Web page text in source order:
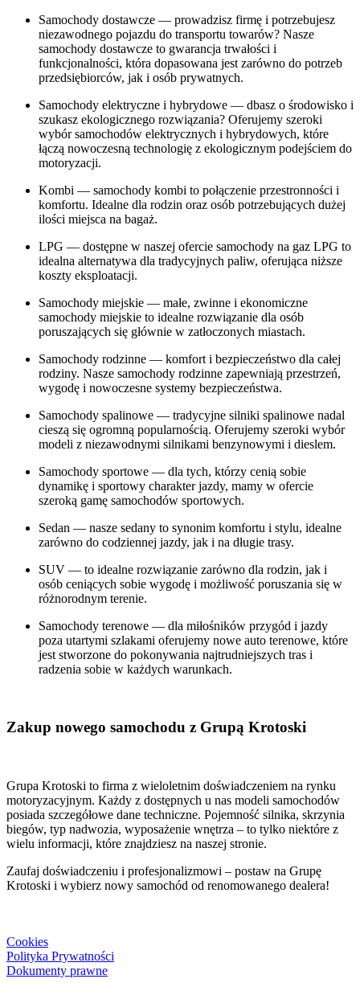
Samochody dostawcze — prowadzisz firmę i potrzebujesz
niezawodnego pojazdu do transportu towarów? Nasze
samochody dostawcze to gwarancja trwałości i
funkcjonalności, która dopasowana jest zarówno do potrzeb
przedsiębiorców, jak i osób prywatnych.
Samochody elektryczne i hybrydowe — dbasz o środowisko i
szukasz ekologicznego rozwiązania? Oferujemy szeroki
wybór samochodów elektrycznych i hybrydowych, które
łączą nowoczesną technologię z ekologicznym podejściem do
motoryzacji.
Kombi — samochody kombi to połączenie przestronności i
komfortu. Idealne dla rodzin oraz osób potrzebujących dużej
ilości miejsca na bagaż.
LPG — dostępne w naszej ofercie samochody na gaz LPG to
idealna alternatywa dla tradycyjnych paliw, oferująca niższe
koszty eksploatacji.
Samochody miejskie — małe, zwinne i ekonomiczne
samochody miejskie to idealne rozwiązanie dla osób
poruszających się głównie w zatłoczonych miastach.
Samochody rodzinne — komfort i bezpieczeństwo dla całej
rodziny. Nasze samochody rodzinne zapewniają przestrzeń,
wygodę i nowoczesne systemy bezpieczeństwa.
Samochody spalinowe — tradycyjne silniki spalinowe nadal
cieszą się ogromną popularnością. Oferujemy szeroki wybór
modeli z niezawodnymi silnikami benzynowymi i dieslem.
Samochody sportowe — dla tych, którzy cenią sobie
dynamikę i sportowy charakter jazdy, mamy w ofercie
szeroką gamę samochodów sportowych.
Sedan — nasze sedany to synonim komfortu i stylu, idealne
zarówno do codziennej jazdy, jak i na długie trasy.
SUV — to idealne rozwiązanie zarówno dla rodzin, jak i
osób ceniących sobie wygodę i możliwość poruszania się w
różnorodnym terenie.
Samochody terenowe — dla miłośników przygód i jazdy
poza utartymi szlakami oferujemy nowe auto terenowe, które
jest stworzone do pokonywania najtrudniejszych tras i
radzenia sobie w każdych warunkach.
Zakup nowego samochodu z Grupą Krotoski
Grupa Krotoski to firma z wieloletnim doświadczeniem na rynku
motoryzacyjnym. Każdy z dostępnych u nas modeli samochodów
posiada szczegółowe dane techniczne. Pojemność silnika, skrzynia
biegów, typ nadwozia, wyposażenie wnętrza – to tylko niektóre z
wielu informacji, które znajdziesz na naszej stronie.
Zaufaj doświadczeniu i profesjonalizmowi – postaw na Grupę
Krotoski i wybierz nowy samochód od renomowanego dealera!
Cookies
Polityka Prywatności
Dokumenty prawne